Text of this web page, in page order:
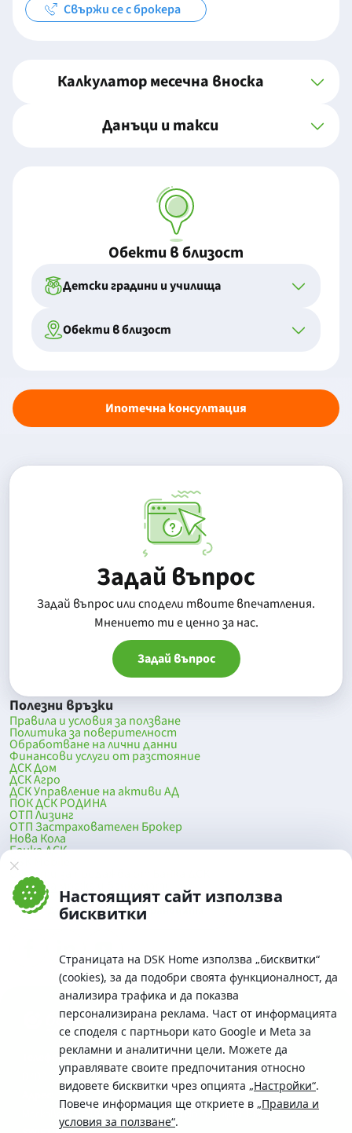
Настоящият сайт използва
бисквитки
Страницата на DSK Home използва „бисквитки“
(cookies), за да подобри своята функционалност, да
анализира трафика и да показва
персонализирана реклама. Част от информацията
се споделя с партньори като Google и Meta за
рекламни и аналитични цели. Можете да
управлявате своите предпочитания относно
видовете бисквитки чрез опцията „Настройки“.
Повече информация ще откриете в „Правила и
условия за ползване“.
Свържи се с брокера
Калкулатор месечна вноска
Данъци и такси
Обекти в близост
Детски градини и училища
Обекти в близост
Ипотечна консултация
Задай въпрос
Задай въпрос или сподели твоите впечатления.
Mнението ти е ценно за нас.
Задай въпрос
Полезни връзки
Правила и условия за ползване
Политика за поверителност
Обработване на лични данни
Финансови услуги от разстояние
ДСК Дом
ДСК Агро
ДСК Управление на активи АД
ПОК ДСК РОДИНА
ОТП Лизинг
ОТП Застрахователен Брокер
Нова Кола
Банка ДСК
DSK Mobile
Оферти за продажба от Банка ДСК
Клонова мрежа и банкомати
До началото на страницата
Телефон:
0700 10 375 / *2375
Московска No.19 / ул. Г. Бенковски No. 5, София 1036